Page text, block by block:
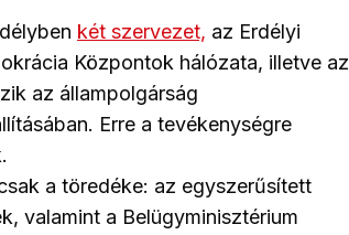
két szervezet, az Erdélyi
Központok hálózata, illetve az
az állampolgárság
Erre a tevékenységre
a töredéke: az egyszerűsített
valamint a Belügyminisztérium